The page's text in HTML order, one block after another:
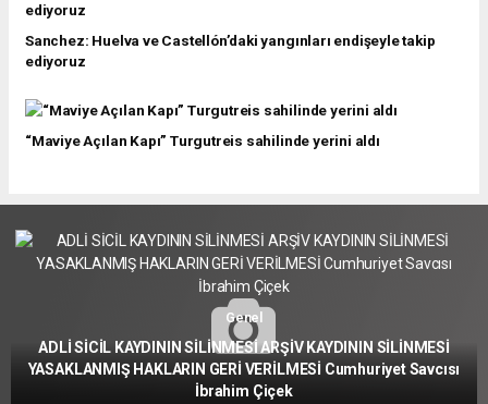
Sanchez: Huelva ve Castellón’daki yangınları endişeyle takip
ediyoruz
“Maviye Açılan Kapı” Turgutreis sahilinde yerini aldı
Genel
ADLİ SİCİL KAYDININ SİLİNMESİ ARŞİV KAYDININ SİLİNMESİ
YASAKLANMIŞ HAKLARIN GERİ VERİLMESİ Cumhuriyet Savcısı
İbrahim Çiçek